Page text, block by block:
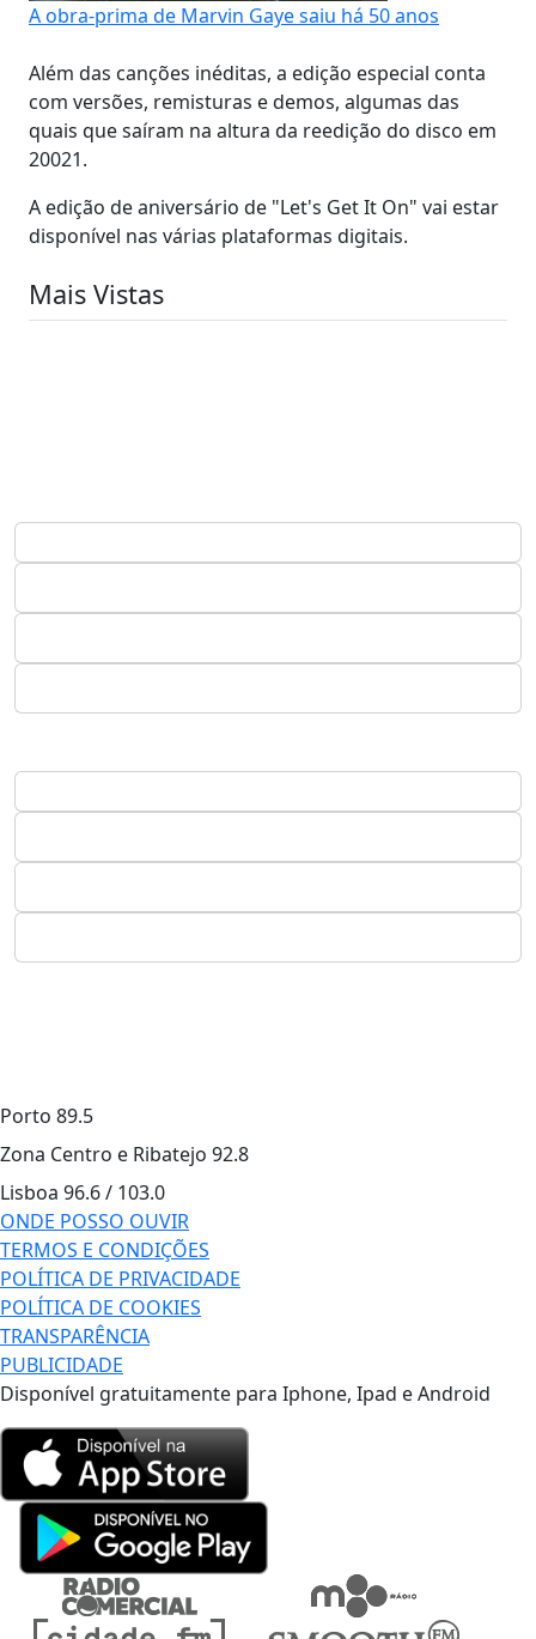
A obra-prima de Marvin Gaye saiu há 50 anos
Além das canções inéditas, a edição especial conta
com versões, remisturas e demos, algumas das
quais que saíram na altura da reedição do disco em
20021.
A edição de aniversário de "Let's Get It On" vai estar
disponível nas várias plataformas digitais.
Mais Vistas
Porto 89.5
Zona Centro e Ribatejo 92.8
Lisboa 96.6 / 103.0
ONDE POSSO OUVIR
TERMOS E CONDIÇÕES
POLÍTICA DE PRIVACIDADE
POLÍTICA DE COOKIES
TRANSPARÊNCIA
PUBLICIDADE
Disponível gratuitamente para Iphone, Ipad e Android